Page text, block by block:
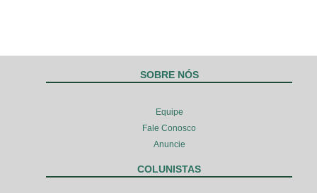
SOBRE NÓS
Equipe
Fale Conosco
Anuncie
COLUNISTAS